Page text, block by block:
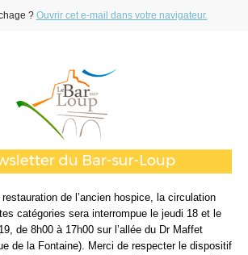
? Ouvrir cet e-mail dans votre navigateur.
de l’ancien hospice, la circulation
catégories sera interrompue le jeudi 18 et le
de 8h00 à 17h00 sur l’allée du Dr Maffet
de la Fontaine). Merci de respecter le dispositif